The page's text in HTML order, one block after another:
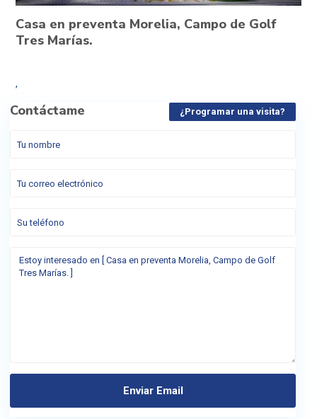
Casa en preventa Morelia, Campo de Golf
Tres Marías.
,
Contáctame ¿Programar una visita?